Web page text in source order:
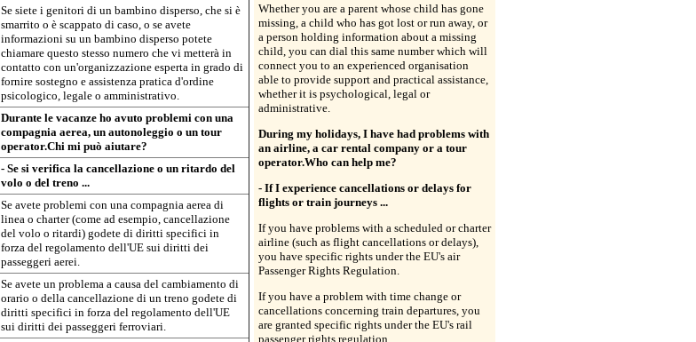
Se siete i genitori di un bambino disperso, che si è
smarrito o è scappato di caso, o se avete
informazioni su un bambino disperso potete
chiamare questo stesso numero che vi metterà in
contatto con un'organizzazione esperta in grado di
fornire sostegno e assistenza pratica d'ordine
psicologico, legale o amministrativo.
Durante le vacanze ho avuto problemi con una
compagnia aerea, un autonoleggio o un tour
operator.Chi mi può aiutare?
- Se si verifica la cancellazione o un ritardo del
volo o del treno ...
Se avete problemi con una compagnia aerea di
linea o charter (come ad esempio, cancellazione
del volo o ritardi) godete di diritti specifici in
forza del regolamento dell'UE sui diritti dei
passeggeri aerei.
Se avete un problema a causa del cambiamento di
orario o della cancellazione di un treno godete di
diritti specifici in forza del regolamento dell'UE
sui diritti dei passeggeri ferroviari.
Whether you are a parent whose child has gone
missing, a child who has got lost or run away, or
a person holding information about a missing
child, you can dial this same number which will
connect you to an experienced organisation
able to provide support and practical assistance,
whether it is psychological, legal or
administrative.
During my holidays, I have had problems with
an airline, a car rental company or a tour
operator.Who can help me?
- If I experience cancellations or delays for
flights or train journeys ...
If you have problems with a scheduled or charter
airline (such as flight cancellations or delays),
you have specific rights under the EU's air
Passenger Rights Regulation.
If you have a problem with time change or
cancellations concerning train departures, you
are granted specific rights under the EU's rail
passenger rights regulation.